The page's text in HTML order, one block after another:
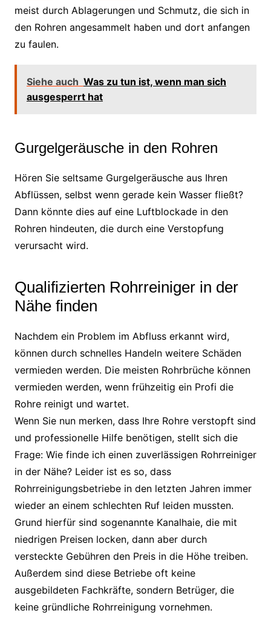
meist durch Ablagerungen und Schmutz, die sich in
den Rohren angesammelt haben und dort anfangen
zu faulen.
Siehe auch Was zu tun ist, wenn man sich
ausgesperrt hat
Gurgelgeräusche in den Rohren
Hören Sie seltsame Gurgelgeräusche aus Ihren
Abflüssen, selbst wenn gerade kein Wasser fließt?
Dann könnte dies auf eine Luftblockade in den
Rohren hindeuten, die durch eine Verstopfung
verursacht wird.
Qualifizierten Rohrreiniger in der
Nähe finden
Nachdem ein Problem im Abfluss erkannt wird,
können durch schnelles Handeln weitere Schäden
vermieden werden. Die meisten Rohrbrüche können
vermieden werden, wenn frühzeitig ein Profi die
Rohre reinigt und wartet.
Wenn Sie nun merken, dass Ihre Rohre verstopft sind
und professionelle Hilfe benötigen, stellt sich die
Frage: Wie finde ich einen zuverlässigen Rohrreiniger
in der Nähe? Leider ist es so, dass
Rohrreinigungsbetriebe in den letzten Jahren immer
wieder an einem schlechten Ruf leiden mussten.
Grund hierfür sind sogenannte Kanalhaie, die mit
niedrigen Preisen locken, dann aber durch
versteckte Gebühren den Preis in die Höhe treiben.
Außerdem sind diese Betriebe oft keine
ausgebildeten Fachkräfte, sondern Betrüger, die
keine gründliche Rohrreinigung vornehmen.